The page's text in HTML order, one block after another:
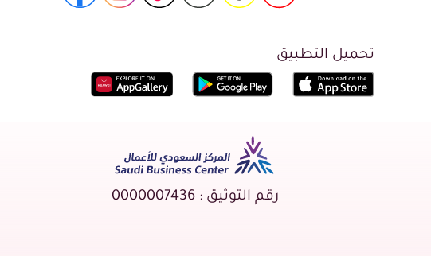
تحميل التطبيق
رقم التوثيق : 0000007436